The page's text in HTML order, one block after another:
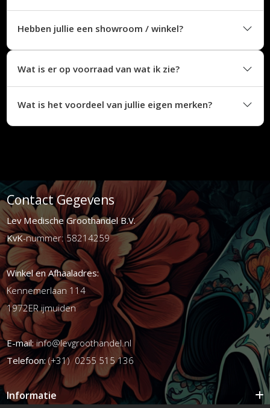
Hebben jullie een showroom / winkel?
Wat is er op voorraad van wat ik zie?
Wat is het voordeel van jullie eigen merken?
Contact Gegevens
Lev Medische Groothandel B.V.
KvK-nummer: 58214259
Winkel en Afhaaladres:
Kennemerlaan 114
1972ER ijmuiden
E-mail:info@levgroothandel.nl
Telefoon:(+31) 0255 515 136
Informatie